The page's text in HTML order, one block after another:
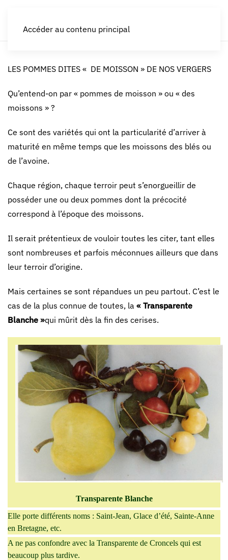
Accéder au contenu principal
LES POMMES DITES « DE MOISSON » DE NOS VERGERS
Qu’entend-on par « pommes de moisson » ou « des
moissons » ?
Ce sont des variétés qui ont la particularité d’arriver à
maturité en même temps que les moissons des blés ou
de l’avoine.
Chaque région, chaque terroir peut s’enorgueillir de
posséder une ou deux pommes dont la précocité
correspond à l’époque des moissons.
Il serait prétentieux de vouloir toutes les citer, tant elles
sont nombreuses et parfois méconnues ailleurs que dans
leur terroir d’origine.
Mais certaines se sont répandues un peu partout. C’est le
cas de la plus connue de toutes, la « Transparente
Blanche »qui mûrit dès la fin des cerises.
Transparente Blanche
Elle porte différents noms : Saint-Jean, Glace d’été, Sainte-Anne
en Bretagne, etc.
A ne pas confondre avec la Transparente de Croncels qui est
beaucoup plus tardive.